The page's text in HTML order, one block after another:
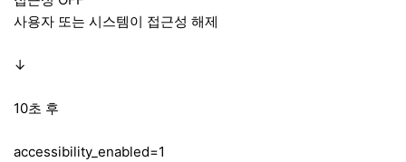
사용자 또는 시스템이 접근성 해제
↓
10초 후
accessibility_enabled=1